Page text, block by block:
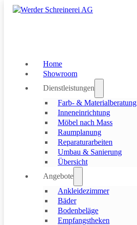
Skip to main content Skip to footer
Home
Showroom
Dienstleistungen
Farb- & Materialberatung
Inneneinrichtung
Möbel nach Mass
Raumplanung
Reparaturarbeiten
Umbau & Sanierung
Übersicht
Angebote
Ankleidezimmer
Bäder
Bodenbeläge
Empfangstheken